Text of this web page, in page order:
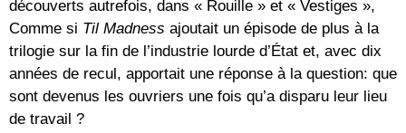
découverts autrefois, dans « Rouille » et « Vestiges »,
Comme si Til Madness ajoutait un épisode de plus à la
trilogie sur la fin de l’industrie lourde d’État et, avec dix
années de recul, apportait une réponse à la question: que
sont devenus les ouvriers une fois qu’a disparu leur lieu
de travail ?